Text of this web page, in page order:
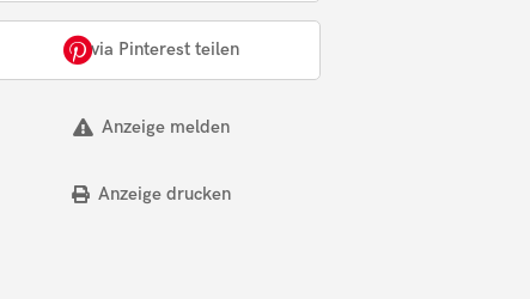
via Pinterest teilen
Anzeige melden
Anzeige drucken